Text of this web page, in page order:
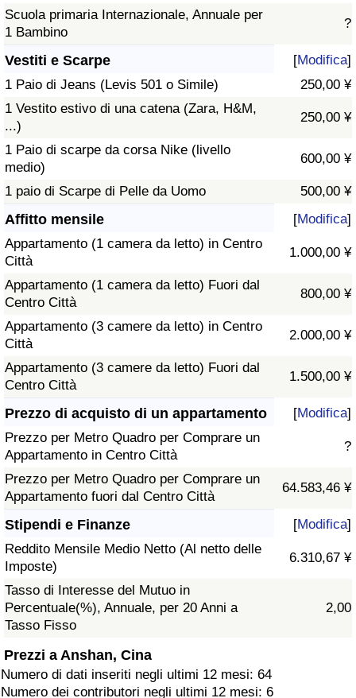
Scuola primaria Internazionale, Annuale per
1 Bambino
?
Vestiti e Scarpe [Modifica]
1 Paio di Jeans (Levis 501 o Simile)
250,00 ¥
1 Vestito estivo di una catena (Zara, H&M,
...)
250,00 ¥
1 Paio di scarpe da corsa Nike (livello
medio)
600,00 ¥
1 paio di Scarpe di Pelle da Uomo 500,00 ¥
Affitto mensile [Modifica]
Appartamento (1 camera da letto) in Centro
Città
1.000,00 ¥
Appartamento (1 camera da letto) Fuori dal
Centro Città
800,00 ¥
Appartamento (3 camere da letto) in Centro
Città
2.000,00 ¥
Appartamento (3 camere da letto) Fuori dal
Centro Città
1.500,00 ¥
Prezzo di acquisto di un appartamento [Modifica]
Prezzo per Metro Quadro per Comprare un
Appartamento in Centro Città
?
Prezzo per Metro Quadro per Comprare un
Appartamento fuori dal Centro Città
64.583,46 ¥
Stipendi e Finanze [Modifica]
Reddito Mensile Medio Netto (Al netto delle
Imposte)
6.310,67 ¥
Tasso di Interesse del Mutuo in
Percentuale(%), Annuale, per 20 Anni a
Tasso Fisso
2,00
Prezzi a Anshan, Cina
Numero di dati inseriti negli ultimi 12 mesi: 64
Numero dei contributori negli ultimi 12 mesi: 6